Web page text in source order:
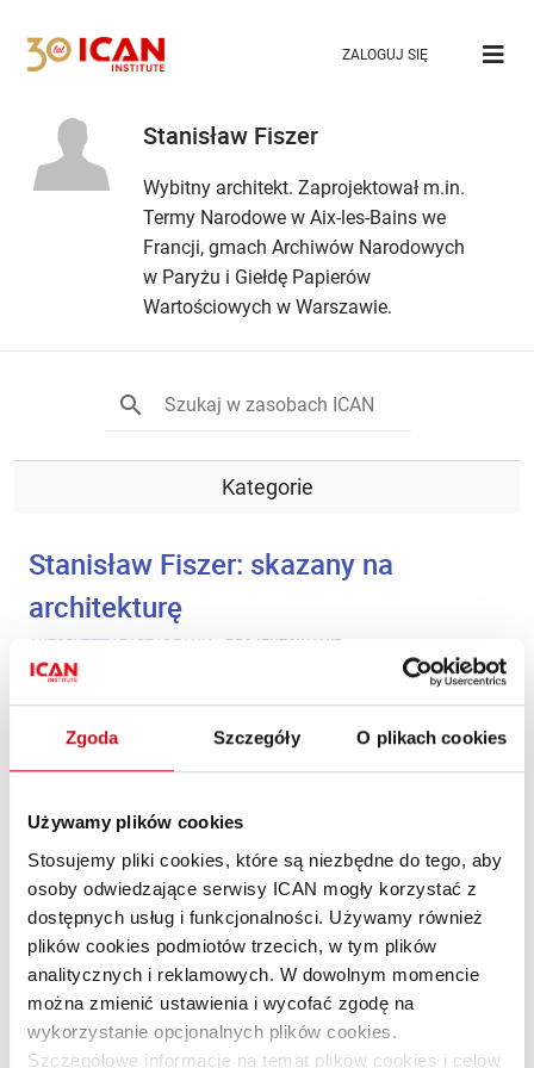
Zgoda Szczegóły O plikach cookies
Używamy plików cookies
Stosujemy pliki cookies, które są niezbędne do tego, aby
osoby odwiedzające serwisy ICAN mogły korzystać z
dostępnych usług i funkcjonalności. Używamy również
plików cookies podmiotów trzecich, w tym plików
analitycznych i reklamowych. W dowolnym momencie
można zmienić ustawienia i wycofać zgodę na
wykorzystanie opcjonalnych plików cookies.
Szczegółowe informacje na temat plików cookies i celów
ZALOGUJ SIĘ
Stanisław Fiszer
Wybitny architekt. Zaprojektował m.in.
Termy Narodowe w Aix-les-Bains we
Francji, gmach Archiwów Narodowych
w Paryżu i Giełdę Papierów
Wartościowych w Warszawie.
Kategorie
Stanisław Fiszer: skazany na
architekturę
AUTORYTETY ZARZĄDZANIA PROJEKTOWANIE
Joanna Socha